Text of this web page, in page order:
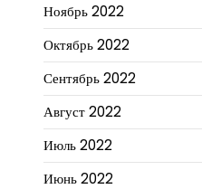
Ноябрь 2022
Октябрь 2022
Сентябрь 2022
Август 2022
Июль 2022
Июнь 2022